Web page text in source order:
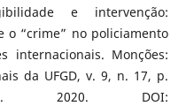
e intervenção:
o “crime” no policiamento
internacionais. Monções:
da UFGD, v. 9, n. 17, p.
2020. DOI: